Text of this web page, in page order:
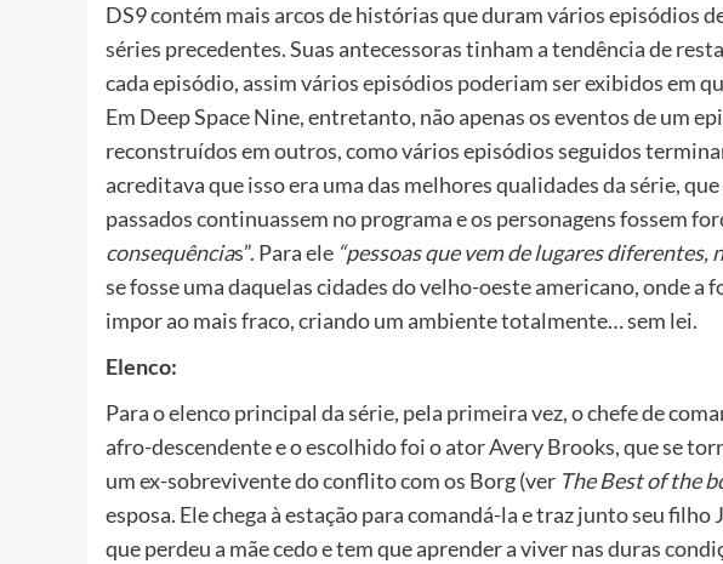
DS9 contém mais arcos de histórias que duram vários episódios
séries precedentes. Suas antecessoras tinham a tendência de
cada episódio, assim vários episódios poderiam ser exibidos em
Em Deep Space Nine, entretanto, não apenas os eventos de um
reconstruídos em outros, como vários episódios seguidos
acreditava que isso era uma das melhores qualidades da série,
passados continuassem no programa e os personagens fossem
consequências”. Para ele “pessoas que vem de lugares
se fosse uma daquelas cidades do velho-oeste americano, onde a
impor ao mais fraco, criando um ambiente totalmente… sem lei.
Elenco:
Para o elenco principal da série, pela primeira vez, o chefe de
afro-descendente e o escolhido foi o ator Avery Brooks, que se
um ex-sobrevivente do conflito com os Borg (ver The Best of the
esposa. Ele chega à estação para comandá-la e traz junto seu
que perdeu a mãe cedo e tem que aprender a viver nas duras